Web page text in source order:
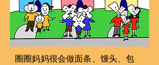
圈圈妈妈很会󠇢做面条、馒头󠇡、包